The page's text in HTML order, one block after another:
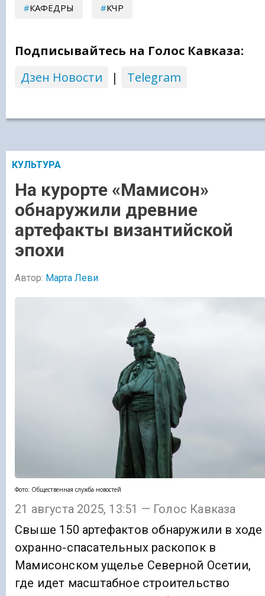
КАФЕДРЫ КЧР
Подписывайтесь на Голос Кавказа:
Дзен Новости
| Telegram
КУЛЬТУРА
На курорте «Мамисон»
обнаружили древние
артефакты византийской
эпохи
Автор: Марта Леви
Фото: Общественная служба новостей
21 августа 2025, 13:51 — Голос Кавказа
Свыше 150 артефактов обнаружили в ходе
охранно-спасательных раскопок в
Мамисонском ущелье Северной Осетии,
где идет масштабное строительство